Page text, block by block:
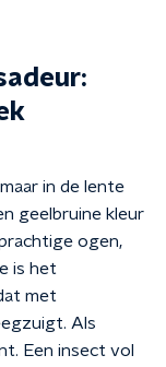
in de lente
geelbruine kleur
ogen,
is het
met
Als
Een insect vol